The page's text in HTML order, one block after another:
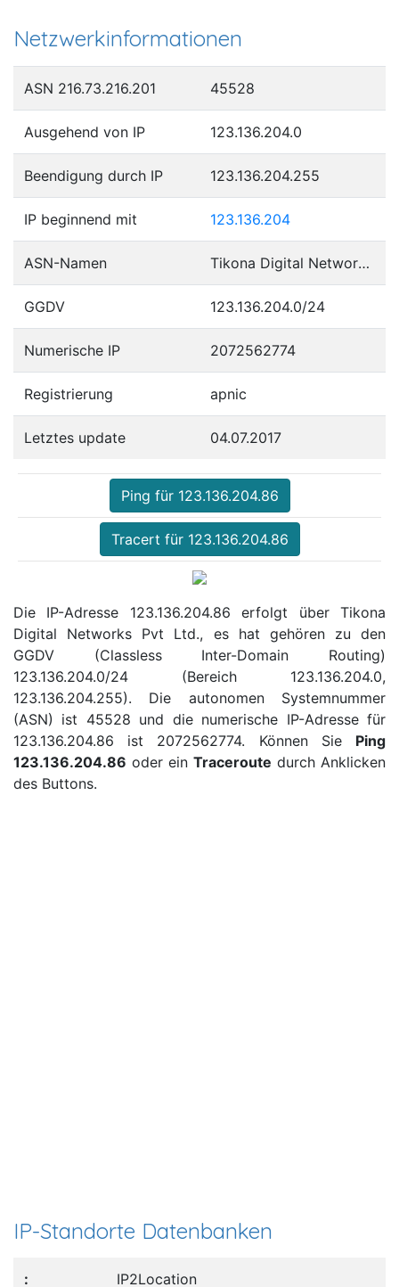
Netzwerkinformationen
ASN 216.73.216.201 45528
Ausgehend von IP 123.136.204.0
Beendigung durch IP 123.136.204.255
IP beginnend mit 123.136.204
ASN-Namen Tikona Digital Networks Pvt Ltd.
GGDV 123.136.204.0/24
Numerische IP 2072562774
Registrierung apnic
Letztes update 04.07.2017
Ping für 123.136.204.86
Tracert für 123.136.204.86
Die IP-Adresse 123.136.204.86 erfolgt über Tikona
Digital Networks Pvt Ltd., es hat gehören zu den
GGDV (Classless Inter-Domain Routing)
123.136.204.0/24 (Bereich 123.136.204.0,
123.136.204.255). Die autonomen Systemnummer
(ASN) ist 45528 und die numerische IP-Adresse für
123.136.204.86 ist 2072562774. Können Sie Ping
123.136.204.86 oder ein Traceroute durch Anklicken
des Buttons.
IP-Standorte Datenbanken
IP2Location